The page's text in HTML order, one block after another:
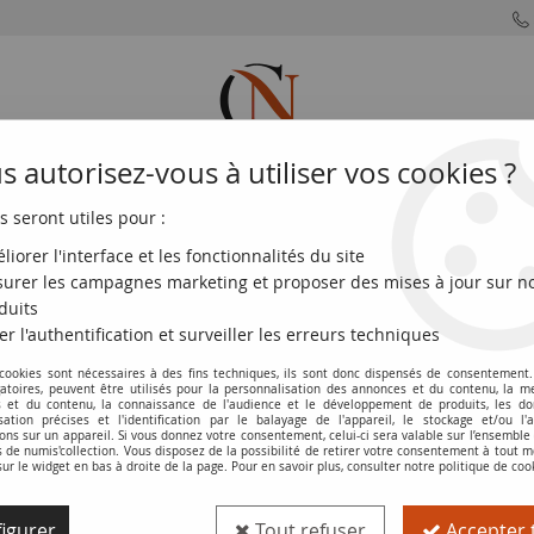
FRANÇAISES DU MONDE EUROS
- Etats Allemands
Pièces de Berg
- Etats Allemands. Explorez un aperçu historique du
Berg, englobant une variété de dénominations, d'époques et
politique et économique de Berg.
autorisez-vous à utiliser vos cookies ?
seront utiles pour :
l'interface et les fonctionnalités du site
les campagnes marketing et proposer des mises à jour sur
l'authentification et surveiller les erreurs techniques
sont nécessaires à des fins techniques, ils sont donc dispensés de
peuvent être utilisés pour la personnalisation des annonces et du contenu, la
et du contenu, la connaissance de l'audience et le développement de produits, les
précises et l'identification par le balayage de l'appareil, le stockage et/ou
sur un appareil. Si vous donnez votre consentement, celui-ci sera valable sur l’ensemble
de numis'collection. Vous disposez de la possibilité de retirer votre consentement à tout
le widget en bas à droite de la page. Pour en savoir plus, consulter notre politique de